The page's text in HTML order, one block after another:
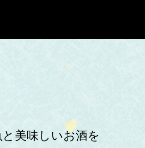
美味しいお酒を